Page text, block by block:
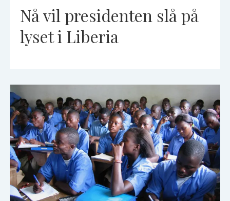
Nå vil presidenten slå på
lyset i Liberia